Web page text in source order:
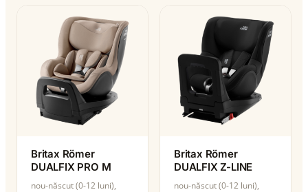
Britax Römer
DUALFIX PRO M
nou-născut (0-12 luni),
Britax Römer
DUALFIX Z-LINE
nou-născut (0-12 luni),